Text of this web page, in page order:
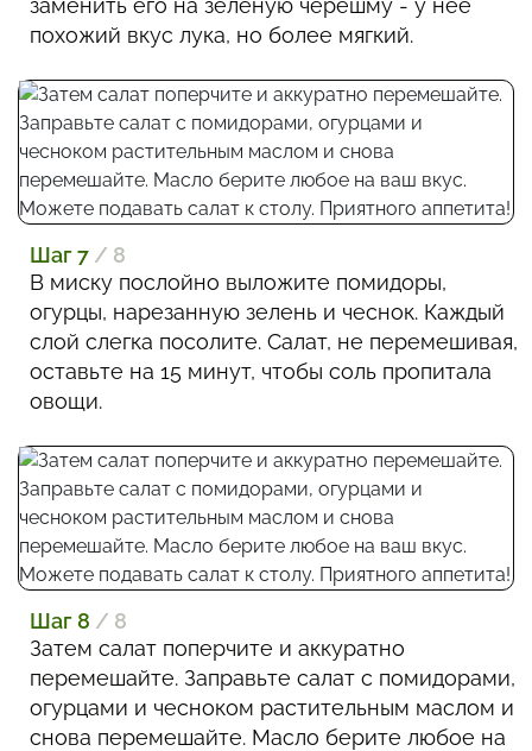
заменить его на зеленую черешму - у нее
похожий вкус лука, но более мягкий.
Шаг 7 / 8
В миску послойно выложите помидоры,
огурцы, нарезанную зелень и чеснок. Каждый
слой слегка посолите. Салат, не перемешивая,
оставьте на 15 минут, чтобы соль пропитала
овощи.
Шаг 8 / 8
Затем салат поперчите и аккуратно
перемешайте. Заправьте салат с помидорами,
огурцами и чесноком растительным маслом и
снова перемешайте. Масло берите любое на